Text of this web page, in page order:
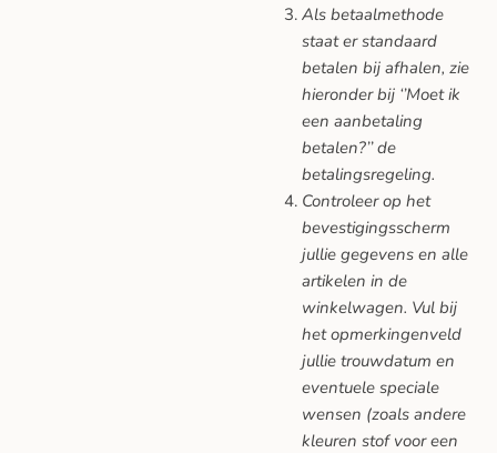
Als betaalmethode
staat er standaard
betalen bij afhalen, zie
hieronder bij ‘’Moet ik
een aanbetaling
betalen?’’ de
betalingsregeling.
Controleer op het
bevestigingsscherm
jullie gegevens en alle
artikelen in de
winkelwagen. Vul bij
het opmerkingenveld
jullie trouwdatum en
eventuele speciale
wensen (zoals andere
kleuren stof voor een